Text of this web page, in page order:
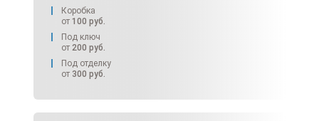
Коробка
от 100 руб.
Под ключ
от 200 руб.
Под отделку
от 300 руб.